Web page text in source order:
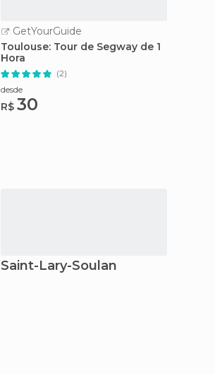
GetYourGuide
Toulouse: Tour de Segway de 1
Hora
(2)
desde
R$ 30
Saint-Lary-Soulan